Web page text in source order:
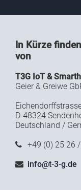
In Kürze
von
T3G IoT &
Geier & Greiwe
D-48324
Deutschland /
+49 (0) 25 26